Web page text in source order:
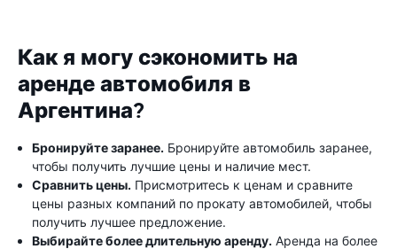
Как я могу сэкономить на
аренде автомобиля в
Аргентина?
Бронируйте заранее. Бронируйте автомобиль заранее,
чтобы получить лучшие цены и наличие мест.
Сравнить цены. Присмотритесь к ценам и сравните
цены разных компаний по прокату автомобилей, чтобы
получить лучшее предложение.
Выбирайте более длительную аренду. Аренда на более